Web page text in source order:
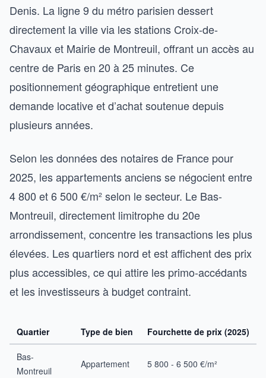
Denis. La ligne 9 du métro parisien dessert
directement la ville via les stations Croix-de-
Chavaux et Mairie de Montreuil, offrant un accès au
centre de Paris en 20 à 25 minutes. Ce
positionnement géographique entretient une
demande locative et d’achat soutenue depuis
plusieurs années.
Selon les données des notaires de France pour
2025, les appartements anciens se négocient entre
4 800 et 6 500 €/m² selon le secteur. Le Bas-
Montreuil, directement limitrophe du 20e
arrondissement, concentre les transactions les plus
élevées. Les quartiers nord et est affichent des prix
plus accessibles, ce qui attire les primo-accédants
et les investisseurs à budget contraint.
Quartier Type de bien Fourchette de prix (2025)
Bas-
Montreuil
Appartement 5 800 - 6 500 €/m²